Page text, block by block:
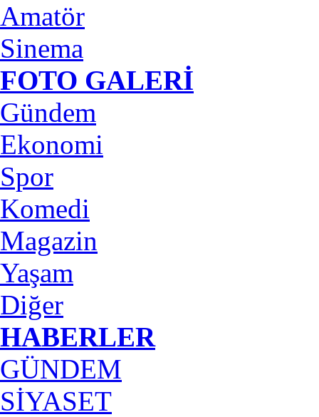
Amatör
Sinema
FOTO GALERİ
Gündem
Ekonomi
Spor
Komedi
Magazin
Yaşam
Diğer
HABERLER
GÜNDEM
SİYASET